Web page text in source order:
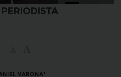
VARONA"